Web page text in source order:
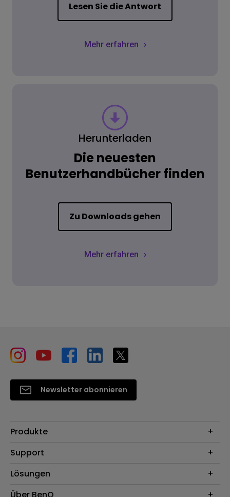
Lesen Sie die Antwort
Mehr erfahren
Herunterladen
Die neuesten
Benutzerhandbücher finden
Zu Downloads gehen
Mehr erfahren
Newsletter abonnieren
Produkte
Beamer
Lampen
Webcams
Support
Kontakt
Lösungen
Für Unternehmen